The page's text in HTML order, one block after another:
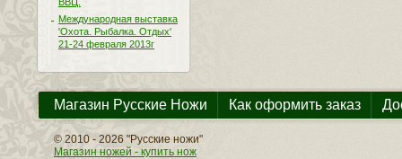
Международная выставка
'Охота. Рыбалка. Отдых'
21-24 февраля 2013г
Магазин Русские Ножи Как оформить заказ
© 2010 - 2026 "Русские ножи"
Магазин ножей - купить нож